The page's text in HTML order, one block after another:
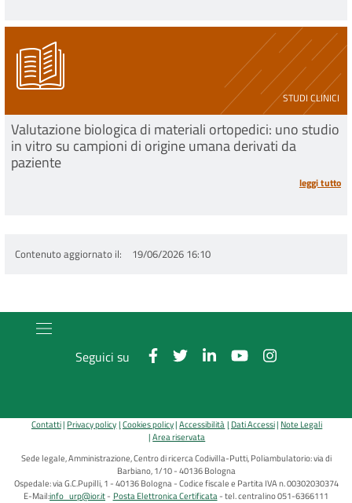
STUDI CLINICI
Valutazione biologica di materiali ortopedici: uno studio
in vitro su campioni di origine umana derivati da
paziente
leggi tutto
Contenuto aggiornato il 19/06/2026 16:10
Seguici su
Contatti Privacy policy Cookies policy Accessibilità Dati Accessi Note Legali
Area riservata
Sede legale, Amministrazione, Centro di ricerca Codivilla-Putti, Poliambulatorio: via di
Barbiano, 1/10 - 40136 Bologna
Ospedale: via G.C.Pupilli, 1 - 40136 Bologna - Codice fiscale e Partita IVA n. 00302030374
E-Mail:info_urp@ior.it Posta Elettronica Certificata tel. centralino 051-6366111